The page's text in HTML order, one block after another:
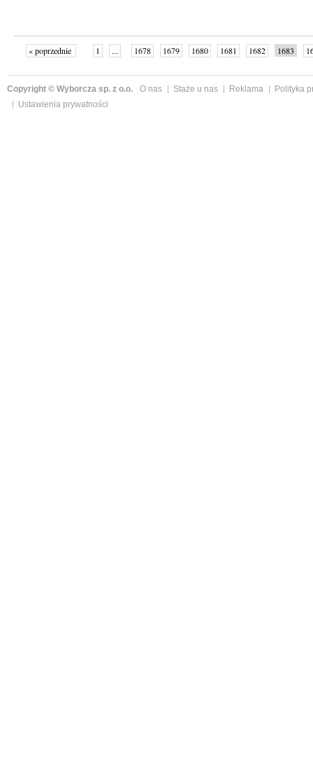
« poprzednie 1 ... 1678 1679 1680 1681 1682 1683
Copyright © Wyborcza sp. z o.o. O nas Staże u nas Reklama
Polityka
Ustawienia prywatności